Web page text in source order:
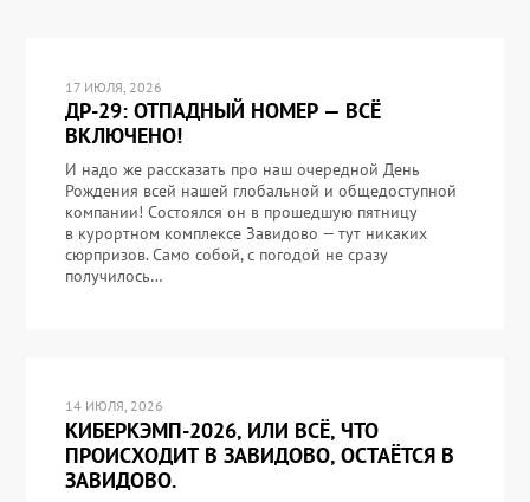
17 ИЮЛЯ, 2026
ДР-29: ОТПАДНЫЙ НОМЕР — ВСЁ
ВКЛЮЧЕНО!
И надо же рассказать про наш очередной День
Рождения всей нашей глобальной и общедоступной
компании! Состоялся он в прошедшую пятницу
в курортном комплексе Завидово — тут никаких
сюрпризов. Само собой, с погодой не сразу
получилось…
14 ИЮЛЯ, 2026
КИБЕРКЭМП-2026, ИЛИ ВСЁ, ЧТО
ПРОИСХОДИТ В ЗАВИДОВО, ОСТАЁТСЯ В
ЗАВИДОВО.